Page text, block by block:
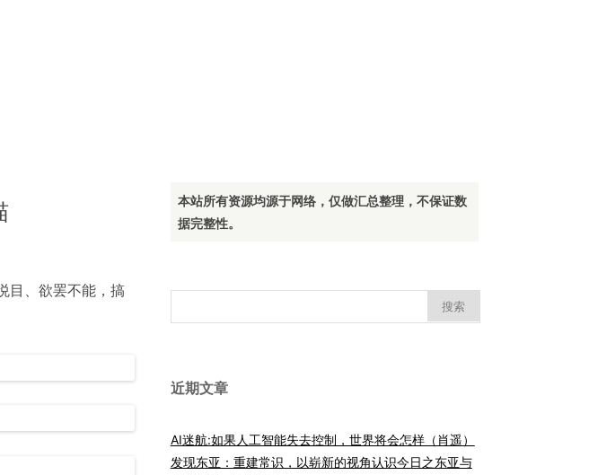
目、欲罢不能，搞
本站所有资源均源于网络，仅做汇总整理，不保证数
据完整性。
索：
近期文章
AI迷航:如果人工智能失去控制，世界将会怎样（肖遥）
发现东亚：重建常识，以崭新的视角认识今日之东亚与